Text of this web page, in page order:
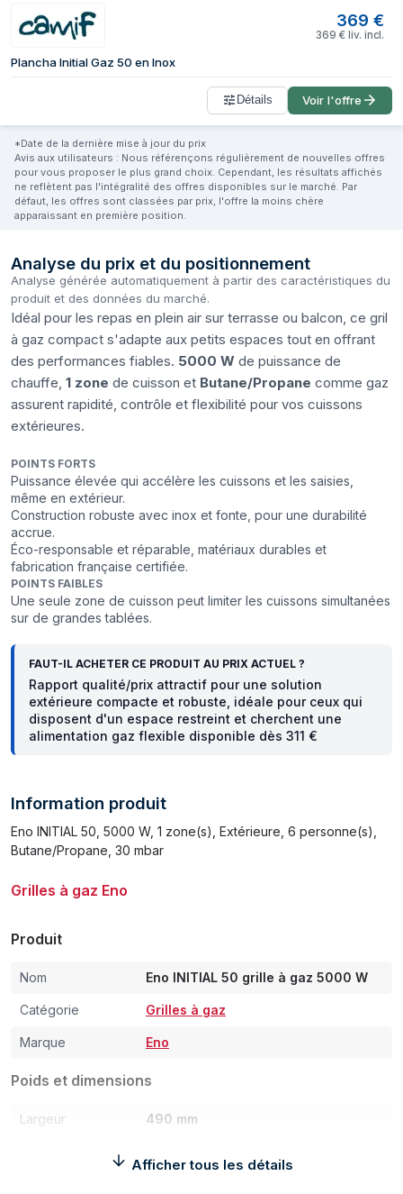
369 €
369 € liv. incl.
Plancha Initial Gaz 50 en Inox
Détails Voir l'offre
*Date de la dernière mise à jour du prix
Avis aux utilisateurs : Nous référençons régulièrement de nouvelles offres
pour vous proposer le plus grand choix. Cependant, les résultats affichés
ne reflètent pas l'intégralité des offres disponibles sur le marché. Par
défaut, les offres sont classées par prix, l'offre la moins chère
apparaissant en première position.
Analyse du prix et du positionnement
Analyse générée automatiquement à partir des caractéristiques du
produit et des données du marché.
Idéal pour les repas en plein air sur terrasse ou balcon, ce gril
à gaz compact s'adapte aux petits espaces tout en offrant
des performances fiables. 5000 W de puissance de
chauffe, 1 zone de cuisson et Butane/Propane comme gaz
assurent rapidité, contrôle et flexibilité pour vos cuissons
extérieures.
POINTS FORTS
Puissance élevée qui accélère les cuissons et les saisies,
même en extérieur.
Construction robuste avec inox et fonte, pour une durabilité
accrue.
Éco-responsable et réparable, matériaux durables et
fabrication française certifiée.
POINTS FAIBLES
Une seule zone de cuisson peut limiter les cuissons simultanées
sur de grandes tablées.
FAUT-IL ACHETER CE PRODUIT AU PRIX ACTUEL ?
Rapport qualité/prix attractif pour une solution
extérieure compacte et robuste, idéale pour ceux qui
disposent d'un espace restreint et cherchent une
alimentation gaz flexible disponible dès 311 €
Information produit
Eno INITIAL 50, 5000 W, 1 zone(s), Extérieure, 6 personne(s),
Butane/Propane, 30 mbar
Grilles à gaz Eno
Produit
Nom Eno INITIAL 50 grille à gaz 5000 W
Catégorie Grilles à gaz
Marque Eno
Poids et dimensions
Largeur 490 mm
Afficher tous les détails